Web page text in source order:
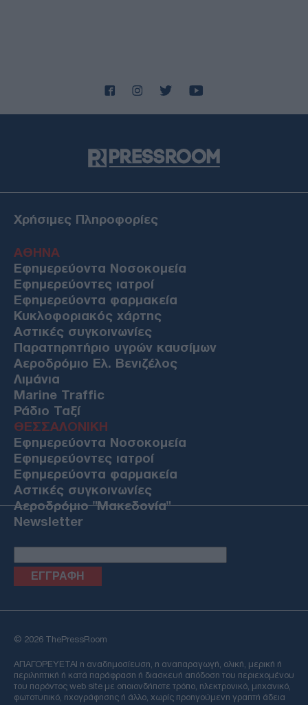
Χρήσιμες Πληροφορίες
ΑΘΗΝΑ
Εφημερεύοντα Νοσοκομεία
Εφημερεύοντες ιατροί
Εφημερεύοντα φαρμακεία
Κυκλοφοριακός χάρτης
Αστικές συγκοινωνίες
Παρατηρητήριο υγρών καυσίμων
Αεροδρόμιο Ελ. Βενιζέλος
Λιμάνια
Marine Traffic
Ράδιο Ταξί
ΘΕΣΣΑΛΟΝΙΚΗ
Εφημερεύοντα Νοσοκομεία
Εφημερεύοντες ιατροί
Εφημερεύοντα φαρμακεία
Αστικές συγκοινωνίες
Αεροδρόμιο "Μακεδονία"
Newsletter
Email
© 2026 ThePressRoom
ΑΠΑΓΟΡΕΥΕΤΑΙ η αναδημοσίευση, η αναπαραγωγή, ολική, μερική ή
περιληπτική ή κατά παράφραση ή διασκευή απόδοση του περιεχομένου
του παρόντος web site με οποιονδήποτε τρόπο, ηλεκτρονικό, μηχανικό,
φωτοτυπικό, ηχογράφησης ή άλλο, χωρίς προηγούμενη γραπτή άδεια